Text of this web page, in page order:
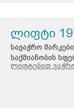
ლიფტი
სავაჭრო
საქმიანობის
ლიფტებით